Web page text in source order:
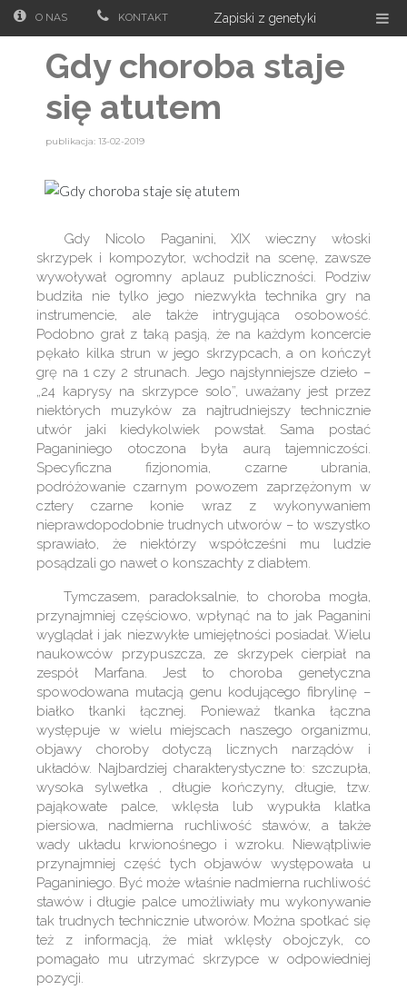
O NAS KONTAKT Zapiski z genetyki
Gdy choroba staje
się atutem
publikacja: 13-02-2019
Gdy Nicolo Paganini, XIX wieczny włoski
skrzypek i kompozytor, wchodził na scenę, zawsze
wywoływał ogromny aplauz publiczności. Podziw
budziła nie tylko jego niezwykła technika gry na
instrumencie, ale także intrygująca osobowość.
Podobno grał z taką pasją, że na każdym koncercie
pękało kilka strun w jego skrzypcach, a on kończył
grę na 1 czy 2 strunach. Jego najsłynniejsze dzieło –
„24 kaprysy na skrzypce solo”, uważany jest przez
niektórych muzyków za najtrudniejszy technicznie
utwór jaki kiedykolwiek powstał. Sama postać
Paganiniego otoczona była aurą tajemniczości.
Specyficzna fizjonomia, czarne ubrania,
podróżowanie czarnym powozem zaprzężonym w
cztery czarne konie wraz z wykonywaniem
nieprawdopodobnie trudnych utworów – to wszystko
sprawiało, że niektórzy współcześni mu ludzie
posądzali go nawet o konszachty z diabłem.
Tymczasem, paradoksalnie, to choroba mogła,
przynajmniej częściowo, wpłynąć na to jak Paganini
wyglądał i jak niezwykłe umiejętności posiadał. Wielu
naukowców przypuszcza, ze skrzypek cierpiał na
zespół Marfana. Jest to choroba genetyczna
spowodowana mutacją genu kodującego fibrylinę –
białko tkanki łącznej. Ponieważ tkanka łączna
występuje w wielu miejscach naszego organizmu,
objawy choroby dotyczą licznych narządów i
układów. Najbardziej charakterystyczne to: szczupła,
wysoka sylwetka , długie kończyny, długie, tzw.
pająkowate palce, wklęsła lub wypukła klatka
piersiowa, nadmierna ruchliwość stawów, a także
wady układu krwionośnego i wzroku. Niewątpliwie
przynajmniej część tych objawów występowała u
Paganiniego. Być może właśnie nadmierna ruchliwość
stawów i długie palce umożliwiały mu wykonywanie
tak trudnych technicznie utworów. Można spotkać się
też z informacją, że miał wklęsły obojczyk, co
pomagało mu utrzymać skrzypce w odpowiedniej
pozycji.